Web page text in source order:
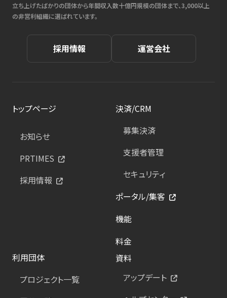
立ち上げたばかりの団体から年間収入数十億円規模の団体まで、3,000以上
の非営利組織に選ばれています。
採用情報 運営会社
トップページ
お知らせ
PRTIMES
採用情報
決済/CRM
募集決済
支援者管理
セキュリティ
ポータル/集客
機能
料金
利用団体
プロジェクト一覧
資料
アップデート